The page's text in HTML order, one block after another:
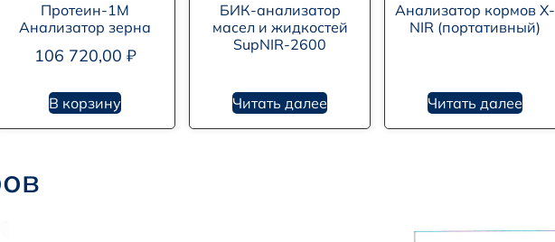
Протеин-1М
Анализатор зерна
106 720,00 ₽
В корзину
БИК-анализатор
масел и жидкостей
SupNIR-2600
Читать далее
Анализатор кормов X-
NIR (портативный)
Читать далее